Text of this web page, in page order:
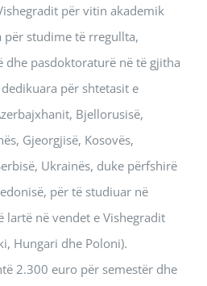
për vitin akademik
studime të rregullta,
pasdoktoraturë në të gjitha
për shtetasit e
Bjellorusisë,
Gjeorgjisë, Kosovës,
Ukrainës, duke përfshirë
për të studiuar në
në vendet e Vishegradit
Hungari dhe Poloni).
2.300 euro për semestër dhe